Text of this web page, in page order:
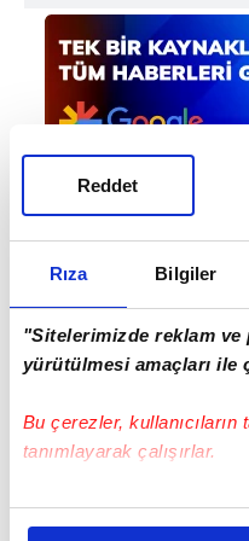
Rıza Bilgiler
"Sitelerimizde reklam
yürütülmesi amaçları ile
Bu çerezler, kullanıcıların
tanımlayarak çalışırlar.
Bu çerezlere izin
Reddet
Aytunç
#İTALYA